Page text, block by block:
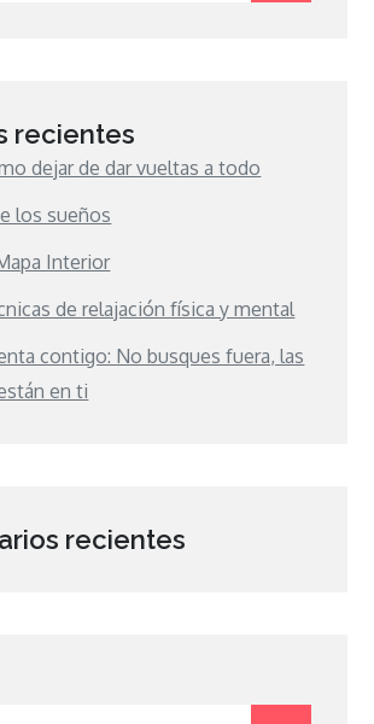
recientes
dejar de dar vueltas a todo
los sueños
Interior
de relajación física y mental
contigo: No busques fuera, las
en ti
recientes